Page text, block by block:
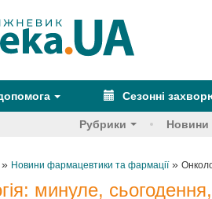
Сезонні
Рубрики Новини
» Новини фармацевтики та фармації»
минуле,